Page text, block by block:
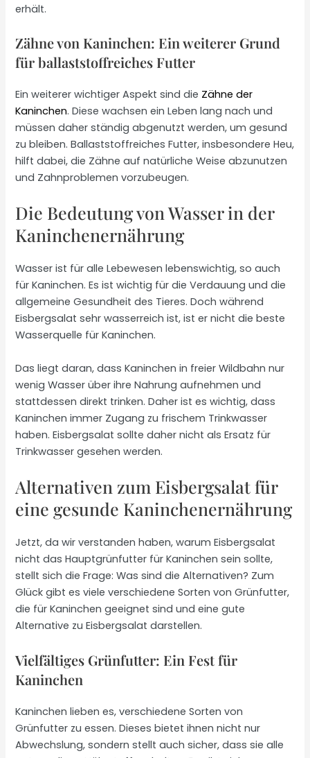
erhält.
Zähne von Kaninchen: Ein weiterer Grund
für ballaststoffreiches Futter
Ein weiterer wichtiger Aspekt sind die Zähne der
Kaninchen. Diese wachsen ein Leben lang nach und
müssen daher ständig abgenutzt werden, um gesund
zu bleiben. Ballaststoffreiches Futter, insbesondere Heu,
hilft dabei, die Zähne auf natürliche Weise abzunutzen
und Zahnproblemen vorzubeugen.
Die Bedeutung von Wasser in der
Kaninchenernährung
Wasser ist für alle Lebewesen lebenswichtig, so auch
für Kaninchen. Es ist wichtig für die Verdauung und die
allgemeine Gesundheit des Tieres. Doch während
Eisbergsalat sehr wasserreich ist, ist er nicht die beste
Wasserquelle für Kaninchen.
Das liegt daran, dass Kaninchen in freier Wildbahn nur
wenig Wasser über ihre Nahrung aufnehmen und
stattdessen direkt trinken. Daher ist es wichtig, dass
Kaninchen immer Zugang zu frischem Trinkwasser
haben. Eisbergsalat sollte daher nicht als Ersatz für
Trinkwasser gesehen werden.
Alternativen zum Eisbergsalat für
eine gesunde Kaninchenernährung
Jetzt, da wir verstanden haben, warum Eisbergsalat
nicht das Hauptgrünfutter für Kaninchen sein sollte,
stellt sich die Frage: Was sind die Alternativen? Zum
Glück gibt es viele verschiedene Sorten von Grünfutter,
die für Kaninchen geeignet sind und eine gute
Alternative zu Eisbergsalat darstellen.
Vielfältiges Grünfutter: Ein Fest für
Kaninchen
Kaninchen lieben es, verschiedene Sorten von
Grünfutter zu essen. Dieses bietet ihnen nicht nur
Abwechslung, sondern stellt auch sicher, dass sie alle